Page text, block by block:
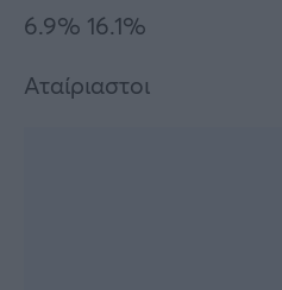
6.9% 16.1%
Αταίριαστοι